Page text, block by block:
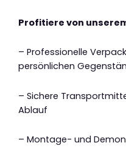
Profitiere von
– Professionelle
persönlichen
– Sichere
Ablauf
– Montage- und